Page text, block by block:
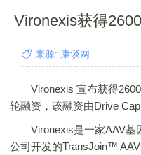
Vironexis获得
来源: 康谈网
Vironexis 宣布获得2600
轮融资，该融资由Drive
Vironexis是一家AAV基
公司开发的TransJoin™